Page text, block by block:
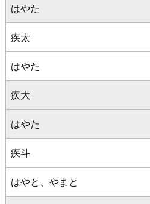
はやた
疾太
はやた
疾大
はやた
疾斗
はやと、やまと